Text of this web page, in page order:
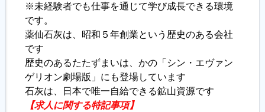
※未経験者でも仕事を通じて学び成長できる環境
です。
薬仙石灰は、昭和５年創業という歴史のある会社
です
歴史のあるたたずまいは、かの「シン・エヴァン
ゲリオン劇場版」にも登場しています
石灰は、日本で唯一自給できる鉱山資源です
【求人に関する特記事項】